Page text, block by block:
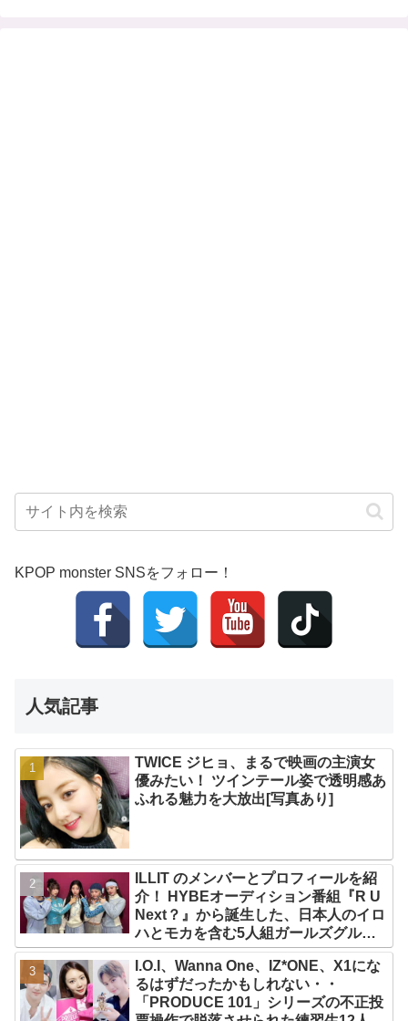
KPOP monster SNSをフォロー！
人気記事
TWICE ジヒョ、まるで映画の主演女
優みたい！ ツインテール姿で透明感あ
ふれる魅力を大放出[写真あり]
ILLIT のメンバーとプロフィールを紹
介！ HYBEオーディション番組『R U
Next？』から誕生した、日本人のイロ
ハとモカを含む5人組ガールズグルー
プ！ デビュー曲「Magnetic」がいき
なりの大ヒット
I.O.I、Wanna One、IZ*ONE、X1にな
るはずだったかもしれない・・
「PRODUCE 101」シリーズの不正投